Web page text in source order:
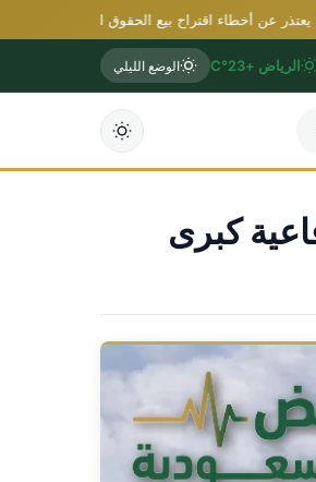
عن أخطاء اقتراح بيع الحقوق التجارية ويؤكد دعمه
الرياض +23°C الوضع الليلي
كبرى